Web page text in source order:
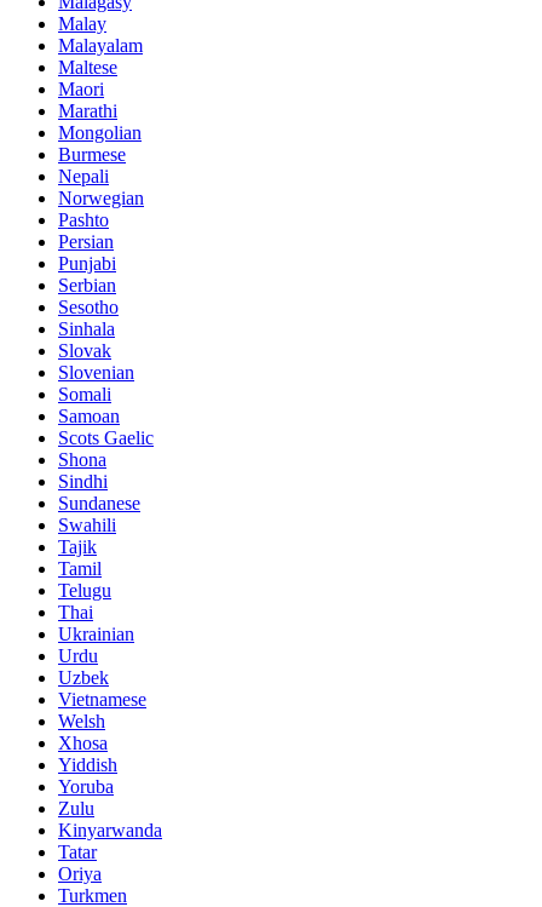
Malay
Malayalam
Maltese
Maori
Marathi
Mongolian
Burmese
Nepali
Norwegian
Pashto
Persian
Punjabi
Serbian
Sesotho
Sinhala
Slovak
Slovenian
Somali
Samoan
Scots Gaelic
Shona
Sindhi
Sundanese
Swahili
Tajik
Tamil
Telugu
Thai
Ukrainian
Urdu
Uzbek
Vietnamese
Welsh
Xhosa
Yiddish
Yoruba
Zulu
Kinyarwanda
Tatar
Oriya
Turkmen